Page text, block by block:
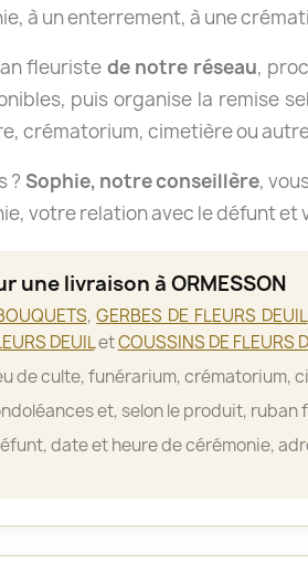
à un enterrement, à une
fleuriste de notre réseau,
puis organise la remise
crématorium, cimetière ou
? Sophie, notre conseillère,
votre relation avec le défunt et
livraison à ORMESSON
,GERBES DE FLEURS DEUIL
DEUILetCOUSSINS DE FLEURS
de culte, funérarium, crématorium,
et, selon le produit, ruban
date et heure de cérémonie,